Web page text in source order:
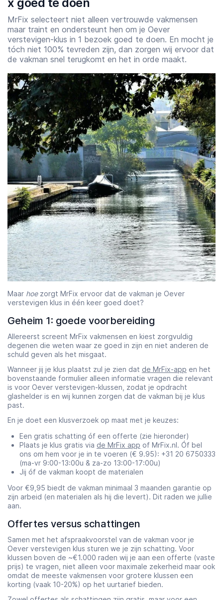
MrFix selecteert niet alleen vertrouwde vakmensen
maar traint en ondersteunt hen om je Oever
verstevigen-klus in 1 bezoek goed te doen. En mocht je
tóch niet 100% tevreden zijn, dan zorgen wij ervoor dat
de vakman snel terugkomt en het in orde maakt.
Maar hoezorgt MrFix ervoor dat de vakman je Oever
verstevigen klus in één keer goed doet?
Geheim 1: goede voorbereiding
Allereerst screent MrFix vakmensen en kiest zorgvuldig
degenen die weten waar ze goed in zijn en niet anderen de
schuld geven als het misgaat.
Wanneer jij je klus plaatst zul je zien dat de MrFix-app en het
bovenstaande formulier alleen informatie vragen die relevant
is voor Oever verstevigen-klussen, zodat je opdracht
glashelder is en wij kunnen zorgen dat de vakman bij je klus
past.
En je doet een klusverzoek op maat met je keuzes:
Een gratis schatting óf een offerte (zie hieronder)
Plaats je klus gratis via de MrFix app of MrFix.nl. Óf bel
ons om hem voor je in te voeren (€ 9.95): +31 20 6750333
(ma-vr 9:00-13:00u & za-zo 13:00-17:00u)
Jij óf de vakman koopt de materialen
Voor €9,95 biedt de vakman minimaal 3 maanden garantie op
zijn arbeid (en materialen als hij die levert). Dit raden we jullie
aan.
Offertes versus schattingen
Samen met het afspraakvoorstel van de vakman voor je
Oever verstevigen klus sturen we je zijn schatting. Voor
klussen boven de ~€1.000 raden wij je aan een offerte (vaste
prijs) te vragen, niet alleen voor maximale zekerheid maar ook
omdat de meeste vakmensen voor grotere klussen een
korting (vaak 10-20%) op het uurtarief bieden.
Starttijd
07:00
Eindtijd
23:00